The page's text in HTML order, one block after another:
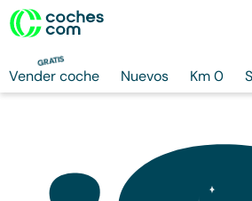
GRATIS
Vender coche Nuevos Km 0